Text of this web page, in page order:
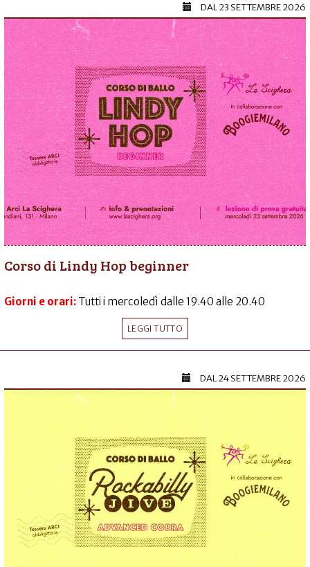
DAL23 SETTEMBRE 2026
Corso di Lindy Hop beginner
Giorni e orari: Tutti i mercoledì dalle 19.40 alle 20.40
LEGGI TUTTO
DAL24 SETTEMBRE 2026